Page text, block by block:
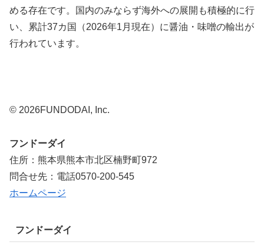
める存在です。国内のみならず海外への展開も積極的に行
い、累計37カ国（2026年1月現在）に醤油・味噌の輸出が
行われています。
© 2026FUNDODAI, Inc.
フンドーダイ
住所：熊本県熊本市北区楠野町972
問合せ先：電話0570-200-545
ホームページ
フンドーダイ